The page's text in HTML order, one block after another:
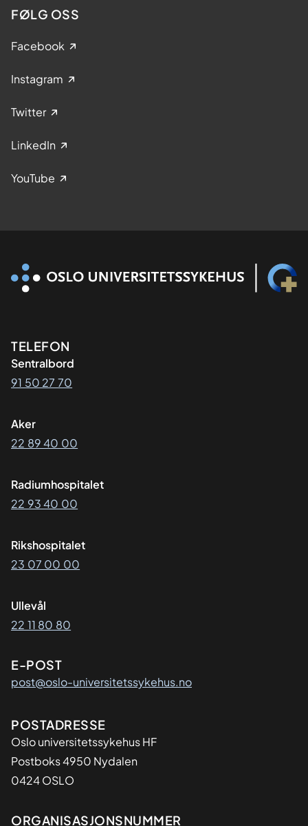
FØLG OSS
Facebook
Instagram
Twitter
LinkedIn
YouTube
Kontaktinformasjon
TELEFON
Sentralbord
91 50 27 70
Aker
22 89 40 00
Radiumhospitalet
22 93 40 00
Rikshospitalet
23 07 00 00
Ullevål
22 11 80 80
E-POST
post@oslo-universitetssykehus.no
Adresse
POSTADRESSE
Oslo universitetssykehus HF
Postboks 4950 Nydalen
0424 OSLO
ORGANISASJONSNUMMER